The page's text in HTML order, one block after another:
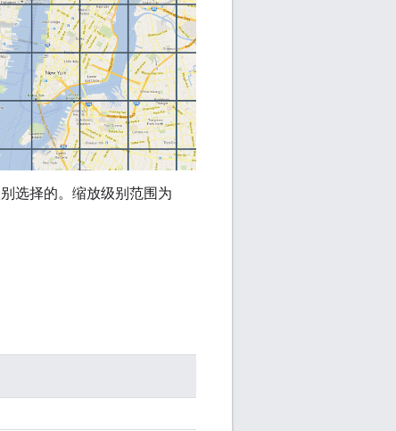
选择的。缩放级别范围为